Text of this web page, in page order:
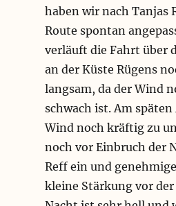
haben wir nach Tanjas
Route spontan
verläuft die Fahrt über
an der Küste Rügens
langsam, da der Wind
schwach ist. Am
Wind noch kräftig zu
noch vor Einbruch der
Reff ein und
kleine Stärkung vor der